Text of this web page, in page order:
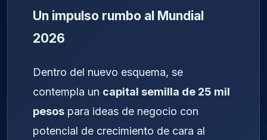
Un impulso rumbo al Mundial
2026
Dentro del nuevo esquema, se
contempla un capital semilla de 25 mil
pesos para ideas de negocio con
potencial de crecimiento de cara al